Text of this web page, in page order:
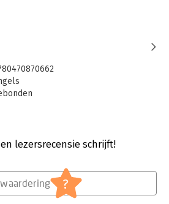
lezersrecensie schrijft!
?